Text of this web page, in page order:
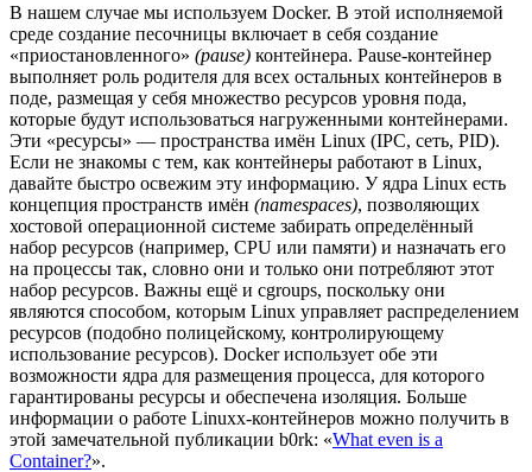
В нашем случае мы используем Docker. В этой исполняемой
среде создание песочницы включает в себя создание
«приостановленного» (pause) контейнера. Pause-контейнер
выполняет роль родителя для всех остальных контейнеров в
поде, размещая у себя множество ресурсов уровня пода,
которые будут использоваться нагруженными контейнерами.
Эти «ресурсы» — пространства имён Linux (IPC, сеть, PID).
Если не знакомы с тем, как контейнеры работают в Linux,
давайте быстро освежим эту информацию. У ядра Linux есть
концепция пространств имён (namespaces), позволяющих
хостовой операционной системе забирать определённый
набор ресурсов (например, CPU или памяти) и назначать его
на процессы так, словно они и только они потребляют этот
набор ресурсов. Важны ещё и cgroups, поскольку они
являются способом, которым Linux управляет распределением
ресурсов (подобно полицейскому, контролирующему
использование ресурсов). Docker использует обе эти
возможности ядра для размещения процесса, для которого
гарантированы ресурсы и обеспечена изоляция. Больше
информации о работе Linuxx-контейнеров можно получить в
этой замечательной публикации b0rk: «What even is a
Container?».